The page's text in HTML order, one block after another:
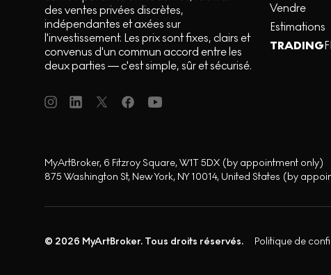
des ventes privées discrètes,
indépendantes et axées sur
l'investissement. Les prix sont fixes, clairs et
convenus d'un commun accord entre les
deux parties — c'est simple, sûr et sécurisé.
Vendre
Estimations
TRADING
MyArtBroker, 6 Fitzroy Square, W1T 5DX (by appointment only)
875 Washington St, New York, NY 10014, United States (by
© 2026 MyArtBroker. Tous droits réservés. Politique de